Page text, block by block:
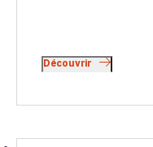
Découvrir